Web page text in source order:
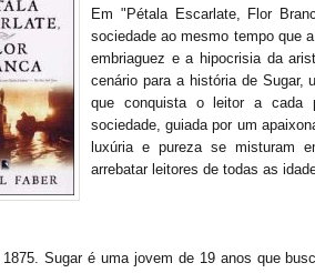
Em "Pétala Escarlate, Flor
sociedade ao mesmo tempo que
embriaguez e a hipocrisia da
cenário para a história de Sugar,
que conquista o leitor a cada
sociedade, guiada por um
luxúria e pureza se misturam
arrebatar leitores de todas as
1875. Sugar é uma jovem de 19 anos que